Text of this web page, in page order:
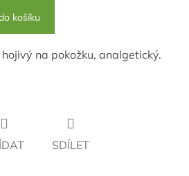
košíku
na pokožku, analgetický.
SDÍLET